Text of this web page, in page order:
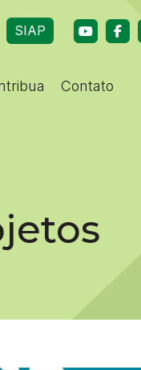
SIAP
Contato